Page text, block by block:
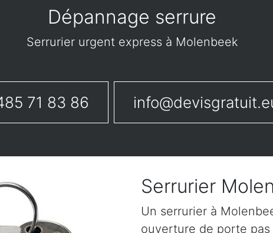
Dépannage serrure
Serrurier urgent express à Molenbeek
71 83 86
Serrurier
Un serrurier à
ouverture de porte